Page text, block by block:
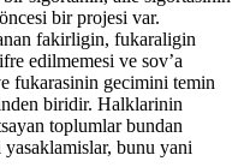
bir projesi var.
fakirligin, fukaraligin
edilmemesi ve sov’a
fukarasinin gecimini temin
biridir. Halklarinin
toplumlar bundan
bunu yani